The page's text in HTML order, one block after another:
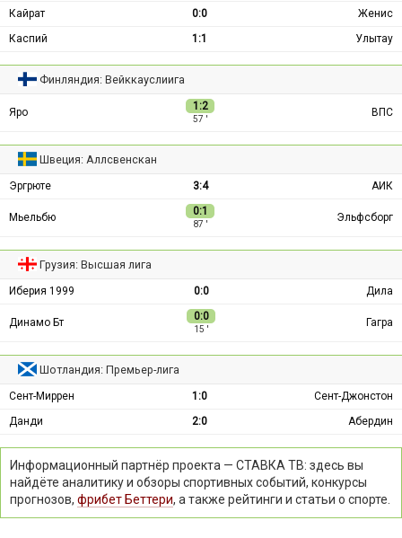
Кайрат
0:0
Женис
Каспий
1:1 Улытау
Финляндия: Вейккауслиига
Яро 1:2
57 ′
ВПС
Швеция: Аллсвенскан
Эргрюте 3:4 АИК
Мьельбю 0:1
87 ′
Эльфсборг
Грузия: Высшая лига
Иберия 1999 0:0 Дила
Динамо Бт 0:0
15 ′
Гагра
Шотландия: Премьер-лига
Сент-Миррен 1:0
Сент-Джонстон
Данди
2:0 Абердин
Информационный партнёр проекта — СТАВКА ТВ: здесь вы
найдёте аналитику и обзоры спортивных событий, конкурсы
прогнозов, фрибет Беттери, а также рейтинги и статьи о спорте.